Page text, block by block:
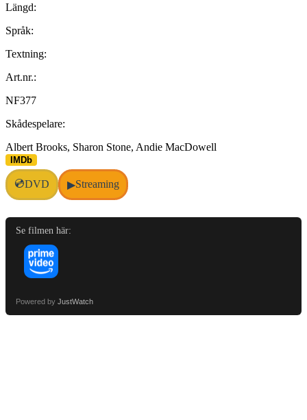
Längd:
Språk:
Textning:
Art.nr.:
NF377
Skådespelare:
Albert Brooks, Sharon Stone, Andie MacDowell
IMDb
💿DVD ▶Streaming
Se filmen här:
Powered by JustWatch